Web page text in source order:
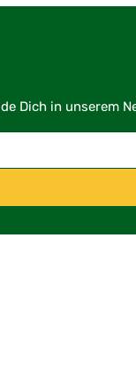
Dich in unserem